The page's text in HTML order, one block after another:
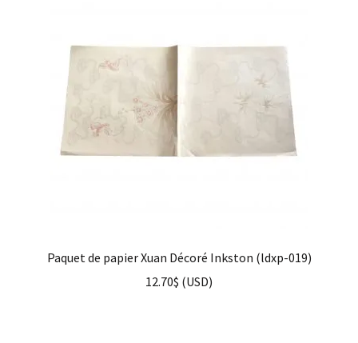
Paquet de papier Xuan Décoré Inkston (ldxp-019)
12.70$ (USD)